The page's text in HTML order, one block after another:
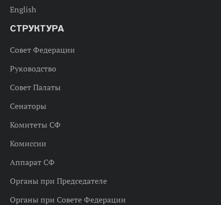
English
СТРУКТУРА
Совет Федерации
Руководство
Совет Палаты
Сенаторы
Комитеты СФ
Комиссии
Аппарат СФ
Органы при Председателе
Органы при Совете Федерации